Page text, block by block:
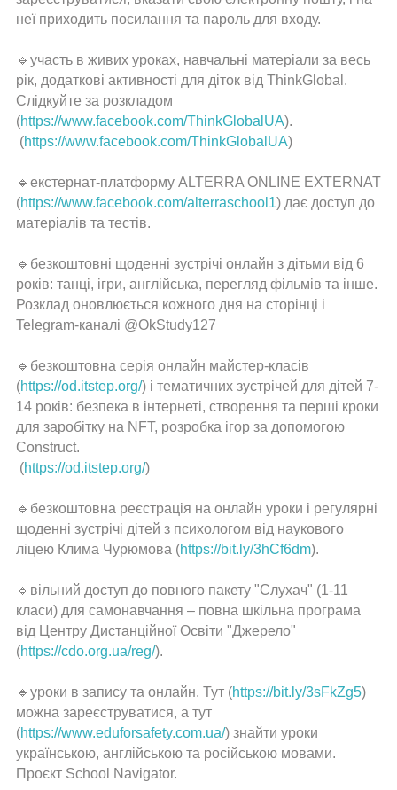
Новини
Контакти
ВІЧНА
ГЕРОЯМ
Сергій
Бондарчук
НМТ
Волонтерство
Для
розкриття
пунктів
меню
>
неї приходить посилання та пароль для входу.
🔹участь в живих уроках, навчальні матеріали за весь
рік, додаткові активності для діток від ThinkGlobal.
Слідкуйте за розкладом
(https://www.facebook.com/ThinkGlobalUA).
(https://www.facebook.com/ThinkGlobalUA)
🔹екстернат-платформу ALTERRA ONLINE EXTERNAT
(https://www.facebook.com/alterraschool1) дає доступ до
матеріалів та тестів.
🔹безкоштовні щоденні зустрічі онлайн з дітьми від 6
років: танці, ігри, англійська, перегляд фільмів та інше.
Розклад оновлюється кожного дня на сторінці і
Telegram-каналі @OkStudy127
🔹безкоштовна серія онлайн майстер-класів
(https://od.itstep.org/) і тематичних зустрічей для дітей 7-
14 років: безпека в інтернеті, створення та перші кроки
для заробітку на NFT, розробка ігор за допомогою
Construct.
(https://od.itstep.org/)
🔹безкоштовна реєстрація на онлайн уроки і регулярні
щоденні зустрічі дітей з психологом від наукового
ліцею Клима Чурюмова (https://bit.ly/3hCf6dm).
🔹вільний доступ до повного пакету "Слухач" (1-11
класи) для самонавчання – повна шкільна програма
від Центру Дистанційної Освіти "Джерело"
(https://cdo.org.ua/reg/).
🔹уроки в запису та онлайн. Тут (https://bit.ly/3sFkZg5)
можна зареєструватися, а тут
(https://www.eduforsafety.com.ua/) знайти уроки
українською, англійською та російською мовами.
Проєкт School Navigator.